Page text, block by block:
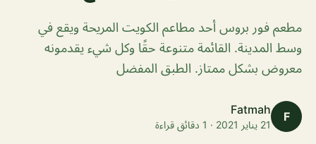
مطعم فور بروس أحد مطاعم الكويت المريحة ويقع في
وسط المدينة. القائمة متنوعة حقًا وكل شيء يقدمونه
معروض بشكل ممتاز. الطبق المفضل
F
Fatmah
21 يناير 2021 · 1 دقائق قراءة